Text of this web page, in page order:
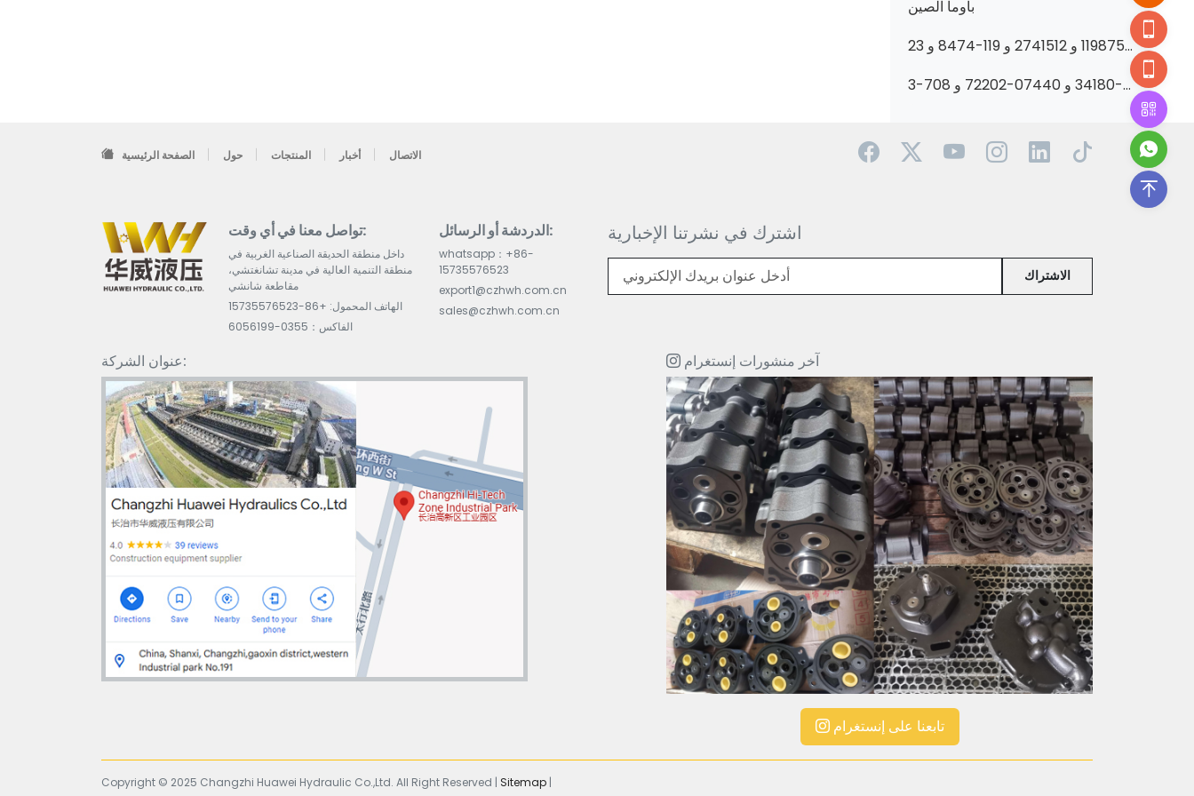
باوما الصين
عزز أداء آلات البناء الخاصة بك بأجزاء هيدروليكية عالية الجودة-تتميز بأجزاء 1198752 و 2741512 و 119-8474 و 23b-6211501 و 6C0570 و 51330518 و 1198748 و 333/G5393 و 705-95-07269 و 400910-00419 و 6677729 و 705-61-2
عزّز أداء أجهزتك بمضخات هيدروليكية ممتازة-تتميز بمضخات 705-56-34180 و 07440-72202 و 708-3S-04541 وغيرها!
الصفحة الرئيسية حول المنتجات أخبار الاتصال
تواصل معنا في أي وقت:
داخل منطقة الحديقة الصناعية الغربية في
منطقة التنمية العالية في مدينة تشانغتشي،
مقاطعة شانشي
الهاتف المحمول: +86-15735576523
الفاكس：0355-6056199
الدردشة أو الرسائل:
whatsapp：+86-
15735576523
export1@czhwh.com.cn
sales@czhwh.com.cn
اشترك في نشرتنا الإخبارية
الاشتراك
عنوان الشركة: آخر منشورات إنستغرام
تابعنا على إنستغرام
Copyright © 2025 Changzhi Huawei Hydraulic Co.,Ltd. All Right Reserved | Sitemap |